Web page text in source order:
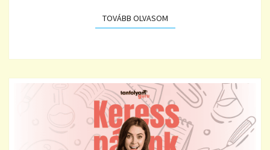
TOVÁBB OLVASOMTOVÁBB OLVASOM